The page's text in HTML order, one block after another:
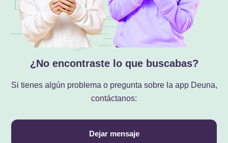
¿No encontraste lo que buscabas?
Si tienes algún problema o pregunta sobre la app Deuna,
contáctanos:
Dejar mensaje